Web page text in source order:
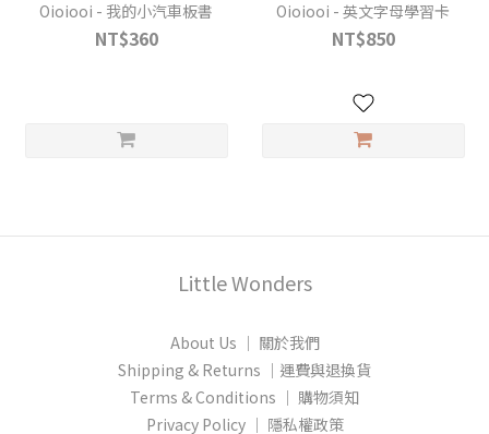
Oioiooi - 我的小汽車板書
NT$360
Oioiooi - 英文字母學習卡
NT$850
Little Wonders
About Us │ 關於我們
Shipping & Returns │運費與退換貨
Terms & Conditions │ 購物須知
Privacy Policy │ 隱私權政策